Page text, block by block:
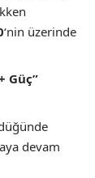
‘nin üzerinde
Güç”
devam